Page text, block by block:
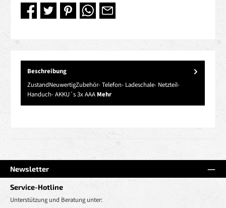
Beschreibung
ZustandNeuwertigZubehör- Telefon- Ladeschale- Netzteil-
Handuch- AKKU´s 3x AAA Mehr
Newsletter
Service-Hotline
Unterstützung und Beratung unter: